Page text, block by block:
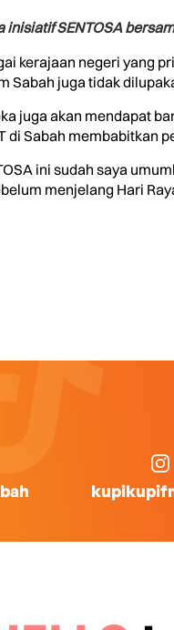
inisiatif SENTOSA
kerajaan negeri yang
Sabah juga tidak
juga akan mendapat
di Sabah membabitkan
ini sudah saya
menjelang Hari